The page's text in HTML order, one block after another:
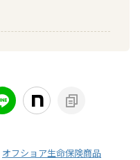
オフショア生命保険商品